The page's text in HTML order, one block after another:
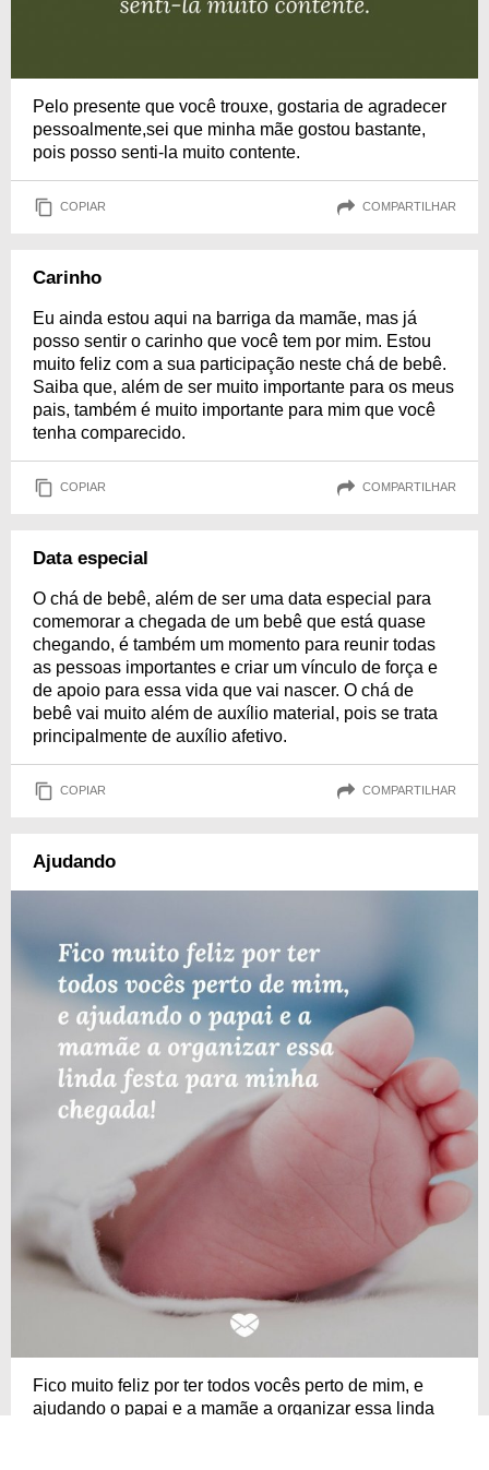
Pelo presente que você trouxe, gostaria de agradecer
pessoalmente,sei que minha mãe gostou bastante,
pois posso senti-la muito contente.
COPIAR COMPARTILHAR
Carinho
Eu ainda estou aqui na barriga da mamãe, mas já
posso sentir o carinho que você tem por mim. Estou
muito feliz com a sua participação neste chá de bebê.
Saiba que, além de ser muito importante para os meus
pais, também é muito importante para mim que você
tenha comparecido.
COPIAR COMPARTILHAR
Data especial
O chá de bebê, além de ser uma data especial para
comemorar a chegada de um bebê que está quase
chegando, é também um momento para reunir todas
as pessoas importantes e criar um vínculo de força e
de apoio para essa vida que vai nascer. O chá de
bebê vai muito além de auxílio material, pois se trata
principalmente de auxílio afetivo.
COPIAR COMPARTILHAR
Ajudando
Fico muito feliz por ter todos vocês perto de mim, e
ajudando o papai e a mamãe a organizar essa linda